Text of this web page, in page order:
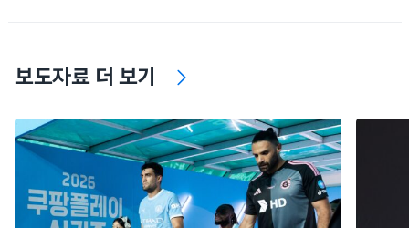
보도자료 더 보기